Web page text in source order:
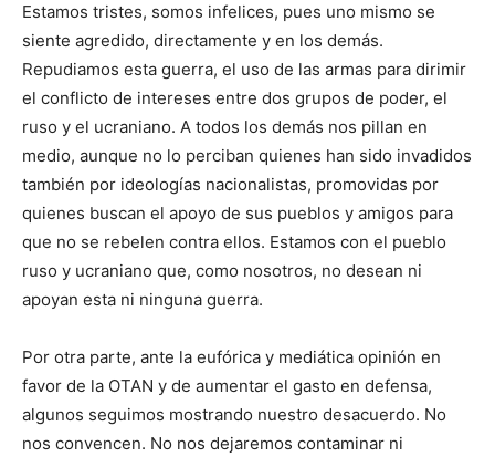
Estamos tristes, somos infelices, pues uno mismo se
siente agredido, directamente y en los demás.
Repudiamos esta guerra, el uso de las armas para dirimir
el conflicto de intereses entre dos grupos de poder, el
ruso y el ucraniano. A todos los demás nos pillan en
medio, aunque no lo perciban quienes han sido invadidos
también por ideologías nacionalistas, promovidas por
quienes buscan el apoyo de sus pueblos y amigos para
que no se rebelen contra ellos. Estamos con el pueblo
ruso y ucraniano que, como nosotros, no desean ni
apoyan esta ni ninguna guerra.
Por otra parte, ante la eufórica y mediática opinión en
favor de la OTAN y de aumentar el gasto en defensa,
algunos seguimos mostrando nuestro desacuerdo. No
nos convencen. No nos dejaremos contaminar ni